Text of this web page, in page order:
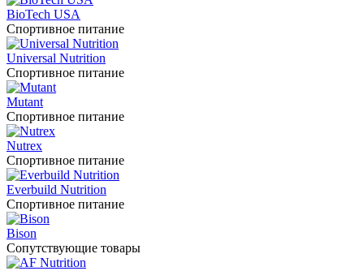
BioTech USA
Спортивное питание
Universal Nutrition
Спортивное питание
Mutant
Спортивное питание
Nutrex
Спортивное питание
Everbuild Nutrition
Спортивное питание
Bison
Сопутствующие товары